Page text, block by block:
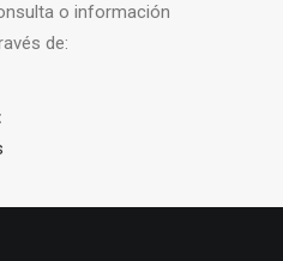
o información
de: